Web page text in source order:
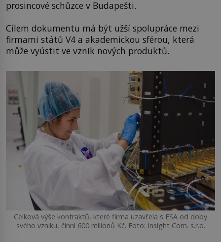
prosincové schůzce v Budapešti.
Cílem dokumentu má být užší spolupráce mezi
firmami států V4 a akademickou sférou, která
může vyústit ve vznik nových produktů.
Celková výše kontraktů, které firma uzavřela s ESA od doby
svého vzniku, činní 600 milionů Kč. Foto: Insight Com. s.r.o.